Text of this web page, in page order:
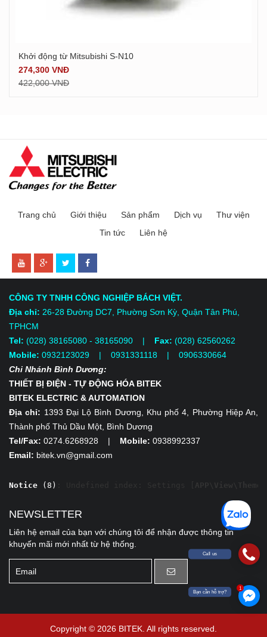
Xem chi tiết
Khởi động từ Mitsubishi S-N10
274,300 VNĐ
422,000 VNĐ
Trang chủ Giới thiệu Sản phẩm Dịch vụ
Thư viện
Tin tức
Liên hệ
CÔNG TY TNHH CÔNG NGHIỆP BÁCH VIỆT.
Địa chỉ: 26-28 Đường DC7, Phường Sơn Kỳ, Quận Tân Phú,
TPHCM
Tel: (028) 38165080 - 38165090 | Fax: (028) 62560262
Mobile: 0932123029 | 0931331118 | 0906330664
Chi Nhánh Bình Dương:
THIẾT BỊ ĐIỆN - TỰ ĐỘNG HÓA BITEK
BITEK ELECTRIC & AUTOMATION
Địa chỉ: 1393 Đại Lộ Bình Dương, Khu phố 4, Phường Hiệp An,
Thành phố Thủ Dầu Một, Bình Dương
Tel/Fax: 0274.6268928 | Mobile: 0938992337
Email: bitek.vn@gmail.com
Notice (8)
NEWSLETTER
Liên hệ email của bạn với chúng tôi để nhận được thông tin
khuyến mãi mới nhất từ hệ thống.
Copyright © 2026 BITEK. All rights reserved.
Call us
1
Bạn cần hỗ trợ?